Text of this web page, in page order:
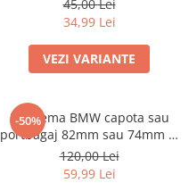
45,00 Lei
34,99 Lei
VEZI VARIANTE
-50%
Emblema BMW capota sau
portbagaj 82mm sau 74mm (8
132375 05)
120,00 Lei
59,99 Lei